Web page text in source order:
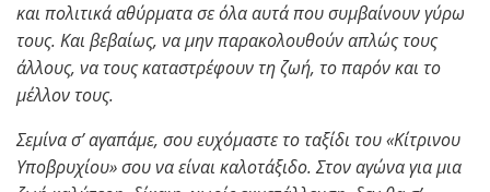
και πολιτικά αθύρματα σε όλα αυτά που συμβαίνουν γύρω
τους. Και βεβαίως, να μην παρακολουθούν απλώς τους
άλλους, να τους καταστρέφουν τη ζωή, το παρόν και το
μέλλον τους.
Σεμίνα σ’ αγαπάμε, σου ευχόμαστε το ταξίδι του «Κίτρινου
Υποβρυχίου» σου να είναι καλοτάξιδο. Στον αγώνα για μια